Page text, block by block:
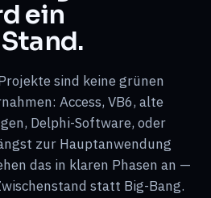
ein
sind keine grünen
Access, VB6, alte
Delphi-Software, oder
zur Hauptanwendung
das in klaren Phasen an —
statt Big-Bang.